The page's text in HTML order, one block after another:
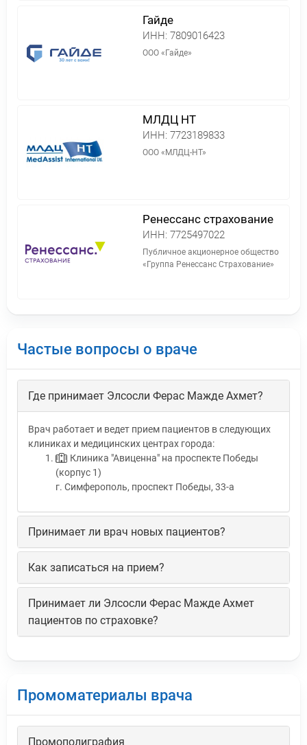
Гайде
ИНН: 7809016423
ООО «Гайде»
МЛДЦ НТ
ИНН: 7723189833
ООО «МЛДЦ-НТ»
Ренессанс страхование
ИНН: 7725497022
Публичное акционерное общество
«Группа Ренессанс Страхование»
Частые вопросы о враче
Где принимает Элсосли Ферас Мажде Ахмет?
Врач работает и ведет прием пациентов в следующих
клиниках и медицинских центрах города:
Клиника "Авиценна" на проспекте Победы
(корпус 1)
г. Симферополь, проспект Победы, 33-а
Принимает ли врач новых пациентов?
Как записаться на прием?
Принимает ли Элсосли Ферас Мажде Ахмет
пациентов по страховке?
Промоматериалы врача
Промополиграфия